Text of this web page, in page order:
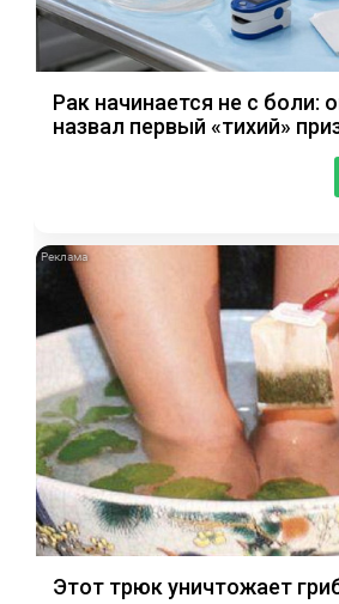
Рак начинается не с боли:
назвал первый «тихий»
Этот трюк уничтожает